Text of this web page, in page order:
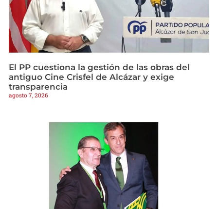
El PP cuestiona la gestión de las obras del
antiguo Cine Crisfel de Alcázar y exige
transparencia
agosto 7, 2026